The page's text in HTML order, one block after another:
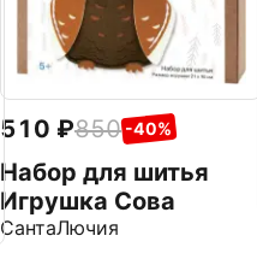
510 850 -40%
Набор для шитья
Игрушка Сова
СантаЛючия